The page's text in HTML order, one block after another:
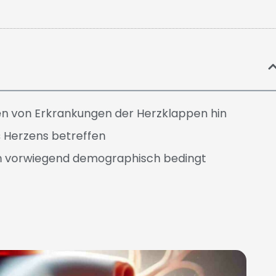
von Erkrankungen der Herzklappen hin
Herzens betreffen
vorwiegend demographisch bedingt